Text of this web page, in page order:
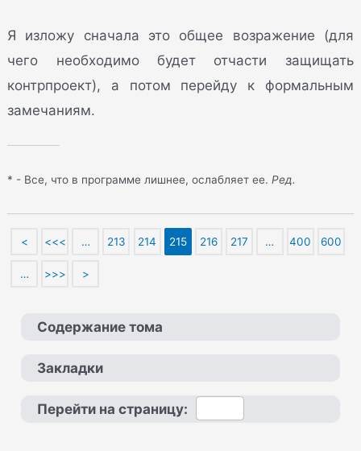
Я изложу сначала это общее возражение (для
чего необходимо будет отчасти защищать
контрпроект), а потом перейду к формальным
замечаниям.
* - Все, что в программе лишнее, ослабляет ее.Ред.
< <<< … 213 214 215 216 217 … 400 600
… >>> >
Содержание тома
Закладки
Перейти на страницу: